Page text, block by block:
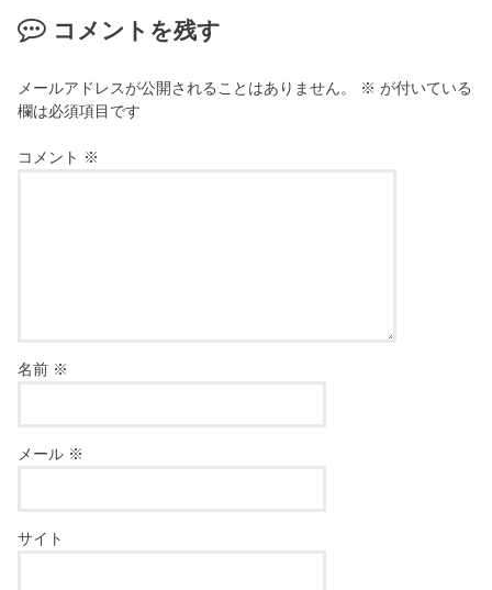
コメントを残す
メールアドレスが公開されることはありません。 ※ が付いている
欄は必須項目です
コメント ※
名前 ※
メール ※
サイト